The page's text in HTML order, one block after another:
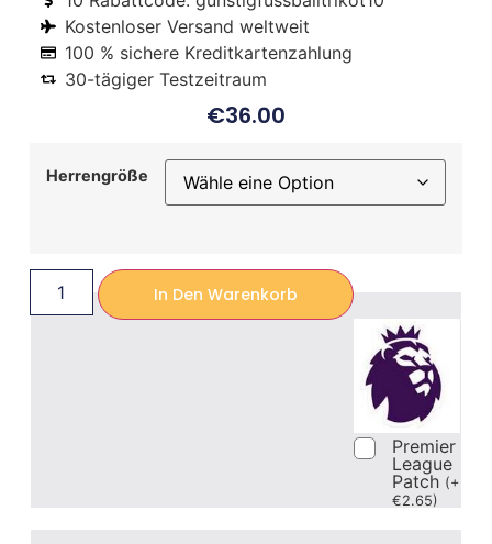
Kostenloser Versand weltweit
100 % sichere Kreditkartenzahlung
30-tägiger Testzeitraum
€36.00
Herrengröße
In Den Warenkorb
Premier
League
Patch (+
€2.65)